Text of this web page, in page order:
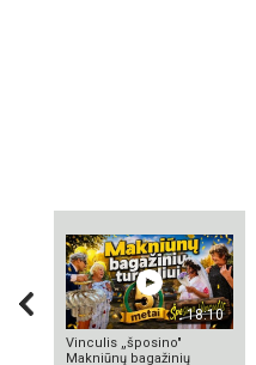
18:10
Vinculis „šposino"
Makniūnų bagažinių